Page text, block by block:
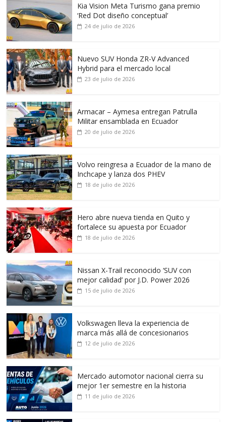
Kia Vision Meta Turismo gana premio
‘Red Dot diseño conceptual’
24 de julio de 2026
Nuevo SUV Honda ZR-V Advanced
Hybrid para el mercado local
23 de julio de 2026
Armacar – Aymesa entregan Patrulla
Militar ensamblada en Ecuador
20 de julio de 2026
Volvo reingresa a Ecuador de la mano de
Inchcape y lanza dos PHEV
18 de julio de 2026
Hero abre nueva tienda en Quito y
fortalece su apuesta por Ecuador
18 de julio de 2026
Nissan X-Trail reconocido ‘SUV con
mejor calidad’ por J.D. Power 2026
15 de julio de 2026
Volkswagen lleva la experiencia de
marca más allá de concesionarios
12 de julio de 2026
Mercado automotor nacional cierra su
mejor 1er semestre en la historia
11 de julio de 2026